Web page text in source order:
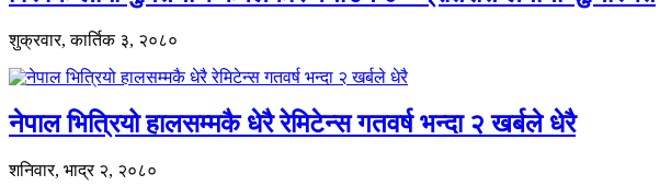
शुक्रवार, कार्तिक ३, २०८०
नेपाल भित्रियो हालसम्मकै धेरै रेमिटेन्स गतवर्ष भन्दा २ खर्बले धेरै
शनिवार, भाद्र २, २०८०